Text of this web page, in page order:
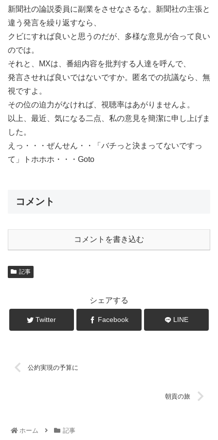
新聞社の論説委員に副業をさせなさるな。新聞社の主張と
違う発言を繰り返すなら、
クビにすれば良いと思うのだが、多様な意見が合って良い
のでは。
それと、MXは、番組内容を批判する人達を呼んで、
発言させれば良いではないですか。匿名での抗議なら、無
視ですよ。
その位の迫力がなければ、視聴率はあがりませんよ。
以上、最近、気になる二点、私の意見を簡潔に申し上げま
した。
えっ・・・ぜんせん・・「バチっと決まってないですっ
て」トホホホ・・・Goto
コメント
コメントを書き込む
記事
シェアする
Twitter Facebook LINE
公約実現の予算に
朝貢の旅
ホーム 記事